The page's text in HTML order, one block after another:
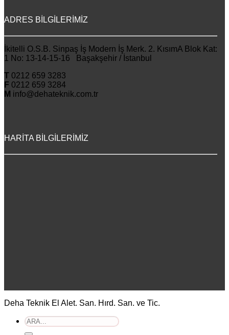
ADRES BİLGİLERİMİZ
İkitelli O.S.B. Sinpaş İş Modern İş Merk. 2. KısımA Blok Kat:
1 No: 13-14-15-16 Başakşehir / İstanbul
T 0212 659 3283
F 0212 659 3284
M info@dehateknik.com.tr
HARİTA BİLGİLERİMİZ
Deha Teknik El Alet. San. Hırd. San. ve Tic.
Ara: